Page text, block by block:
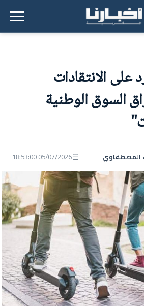
القائمة الرئيسية
على الانتقادات
السوق الوطنية
المصطفاوي 05/07/2026 18:53:00